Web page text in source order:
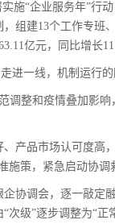
“企业服务年”行
组建13个工作专班
亿元，同比增长
进一线，机制运行的
整和疫情叠加影响
产品市场认可度高
施策，紧急启动协调
调会，逐一敲定
次级”逐步调整为“